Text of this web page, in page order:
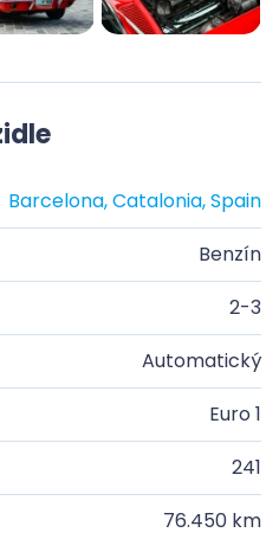
Barcelona, Catalonia, Spain
Benzín
2-3
Automatický
Euro 1
241
76.450 km